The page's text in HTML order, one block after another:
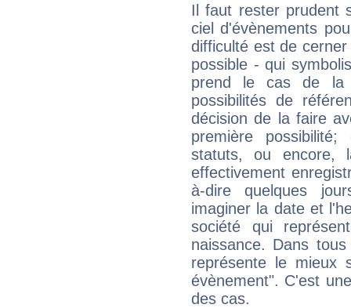
Il faut rester prudent
ciel d'évènements
difficulté est de
possible - qui
prend le cas de la
possibilités de
décision de la faire
première
statuts, ou encore,
effectivement
à-dire quelques
imaginer la date et
société qui
naissance. Dans
représente le mieux
évènement". C'est
des cas.